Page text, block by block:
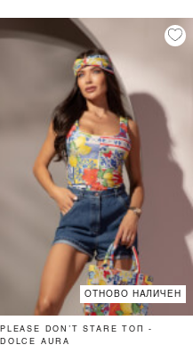
ОТНОВО НАЛИЧЕН
PLEASE DON’T STARE ТОП -
DOLCE AURA